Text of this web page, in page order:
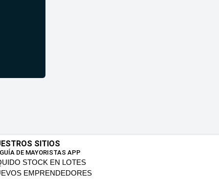
SITIOS
DE MAYORISTAS APP
STOCK EN LOTES
EMPRENDEDORES